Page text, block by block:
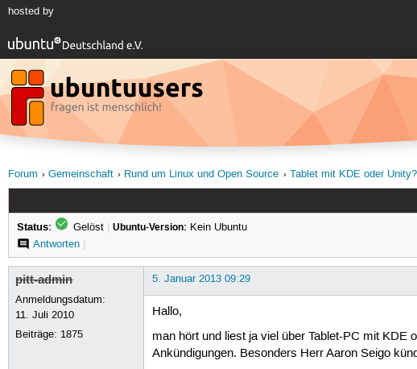
hosted by
Forum
Gemeinschaft Rund um Linux und Open Source Tablet mit KDE oder Unity?
Status: Gelöst | Ubuntu-Version: Kein Ubuntu
Antworten|
pitt-admin
Anmeldungsdatum:
11. Juli 2010
Beiträge: 1875
5. Januar 2013 09:29
Hallo,
man hört und liest ja viel über Tablet-PC mit
Ankündigungen. Besonders Herr Aaron Seigo